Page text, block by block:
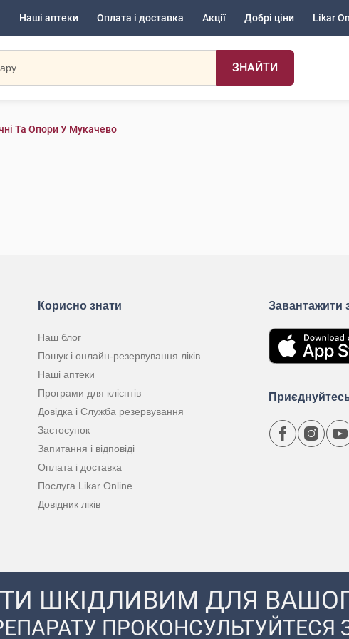
Наші аптеки Оплата і доставка Акції Добрі ціни Likar
ЗНАЙТИ
Та Опори У Мукачево
Корисно знати
Наш блог
Пошук і онлайн-резервування ліків
Наші аптеки
Програми для клієнтів
Довідка і Служба резервування
Застосунок
Запитання і відповіді
Оплата і доставка
Послуга Likar Online
Довідник ліків
Завантажити
ШКІДЛИВИМ ДЛЯ
ПРОКОНСУЛЬТУЙТЕСЯ